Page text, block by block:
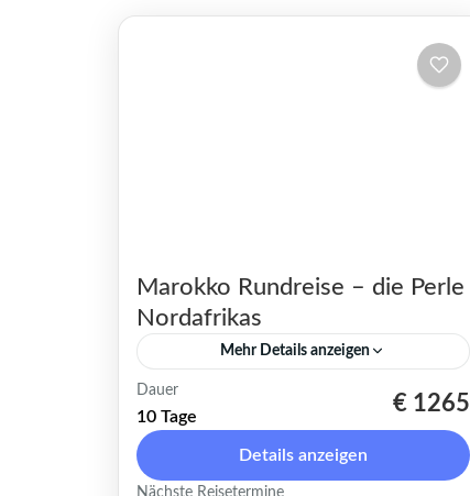
Marokko Rundreise – die Perle
Nordafrikas
Mehr Details anzeigen
Marokko Rundreise: Eine
zauberhafte Expedition durch
Küsten, Berge und Wüstenwelten
Dauer
10 Tage
€ 1265
Details anzeigen
Nächste Reisetermine